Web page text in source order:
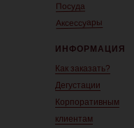
Посуда
Аксессуары
ИНФОРМАЦИЯ
Как заказать?
Дегустации
Корпоративным
клиентам